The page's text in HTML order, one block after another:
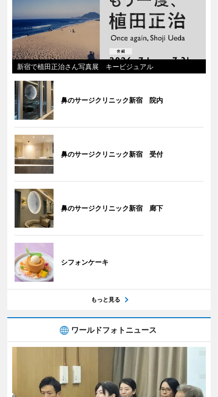
新宿で植田正治さん写真展 キービジュアル
鼻のサージクリニック新宿 院内
鼻のサージクリニック新宿 受付
鼻のサージクリニック新宿 廊下
シフォンケーキ
もっと見る
ワールドフォトニュース